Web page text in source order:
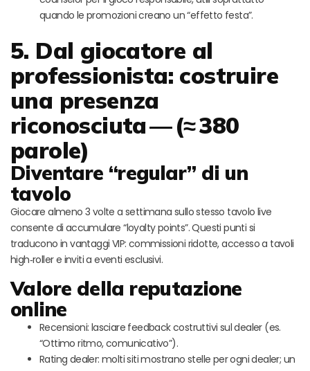
quando le promozioni creano un “effetto festa”.
5. Dal giocatore al
professionista: costruire
una presenza
riconosciuta — (≈ 380
parole)
Diventare “regular” di un
tavolo
Giocare almeno 3 volte a settimana sullo stesso tavolo live
consente di accumulare “loyalty points”. Questi punti si
traducono in vantaggi VIP: commissioni ridotte, accesso a tavoli
high‑roller e inviti a eventi esclusivi.
Valore della reputazione
online
Recensioni: lasciare feedback costruttivi sul dealer (es.
“Ottimo ritmo, comunicativo”).
Rating dealer: molti siti mostrano stelle per ogni dealer; un